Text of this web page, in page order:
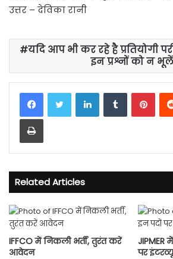
उत्तर – देविका रानी
यदि आप भी कर रहे है प्रतियोगी
इन प्रश्नों को न भूलें
LinkedInTumblr
Print
Related Articles
IFFCO में निकली भर्ती, तुरंत करें
आवेदन
JIPMER
पर